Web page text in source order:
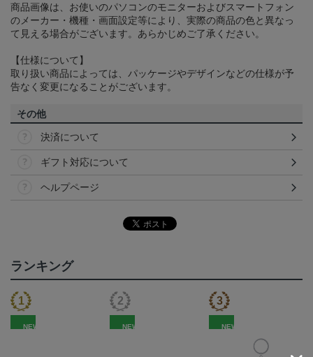
商品画像は、お使いのパソコンのモニターおよびスマートフォン
のメーカー・機種・画面設定等により、実際の商品の色と異なっ
て見える場合がございます。あらかじめご了承ください。
【仕様について】
取り扱い商品によっては、パッケージやデザインなどの仕様が予
告なく変更になることがございます。
その他
決済について
ギフト対応について
ヘルプページ
ランキング
NEW NEW NEW